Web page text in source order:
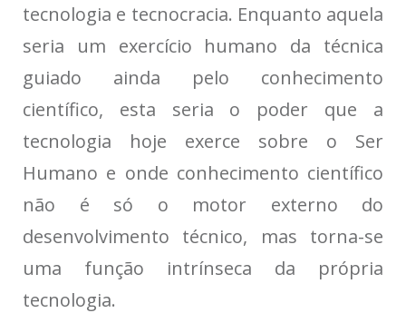
tecnologia e tecnocracia. Enquanto aquela
seria um exercício humano da técnica
guiado ainda pelo conhecimento
científico, esta seria o poder que a
tecnologia hoje exerce sobre o Ser
Humano e onde conhecimento científico
não é só o motor externo do
desenvolvimento técnico, mas torna-se
uma função intrínseca da própria
tecnologia.